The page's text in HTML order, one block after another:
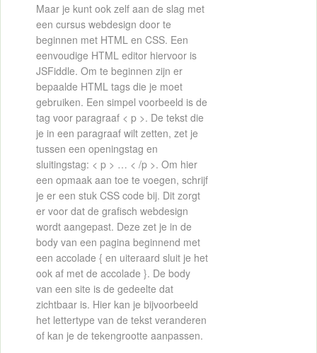
Maar je kunt ook zelf aan de slag met
een cursus webdesign door te
beginnen met HTML en CSS. Een
eenvoudige HTML editor hiervoor is
JSFiddle. Om te beginnen zijn er
bepaalde HTML tags die je moet
gebruiken. Een simpel voorbeeld is de
tag voor paragraaf < p >. De tekst die
je in een paragraaf wilt zetten, zet je
tussen een openingstag en
sluitingstag: < p > … < /p >. Om hier
een opmaak aan toe te voegen, schrijf
je er een stuk CSS code bij. Dit zorgt
er voor dat de grafisch webdesign
wordt aangepast. Deze zet je in de
body van een pagina beginnend met
een accolade { en uiteraard sluit je het
ook af met de accolade }. De body
van een site is de gedeelte dat
zichtbaar is. Hier kan je bijvoorbeeld
het lettertype van de tekst veranderen
of kan je de tekengrootte aanpassen.